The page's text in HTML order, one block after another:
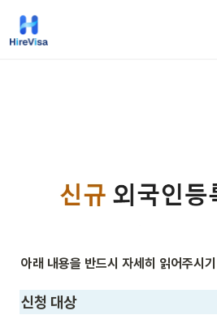
아래 내용을 반드시 자세히 읽어주시
신청 대상